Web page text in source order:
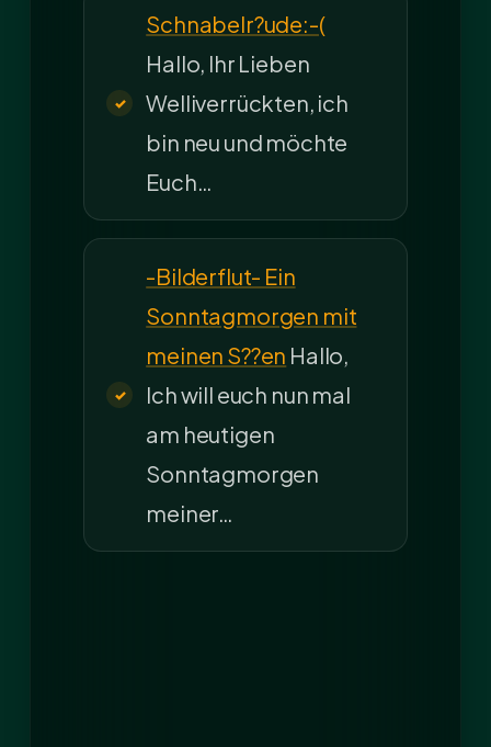
Schnabelr?ude:-(
Hallo, Ihr Lieben
Welliverrückten, ich
bin neu und möchte
Euch…
-Bilderflut- Ein
Sonntagmorgen mit
meinen S??en Hallo,
Ich will euch nun mal
am heutigen
Sonntagmorgen
meiner…